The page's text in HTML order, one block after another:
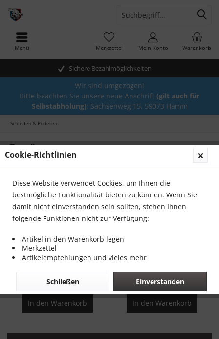
Sichere Bezahlmöglichkeiten
Warenkorb
Merkzettel Mein Konto
Menü
Wir sind umgezogen!
Bitte beachten Sie unsere neue Anschrift (gilt auch für
Selbstabholung): Sachsenweg 15, 59073 Hamm
Schleifen & Polieren
Topseller
Schleifscheiben 5 Stück
Reinigungsscheiben für...
In den Warenkorb
Polieraufsatz Set10-teilig
19,00 € *
In den Warenkorb
Cookie-Richtlinien
Diese Website verwendet Cookies, um Ihnen die
bestmögliche Funktionalität bieten zu können. Wenn Sie
damit nicht einverstanden sein sollten, stehen Ihnen
folgende Funktionen nicht zur Verfügung:
Artikel in den Warenkorb legen
Merkzettel
Artikelempfehlungen und vieles mehr
Einverstanden
Schließen